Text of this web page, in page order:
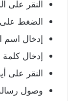
النقر على
الضغط على
إدخال اسم
إدخال كلمة
النقر على
وصول